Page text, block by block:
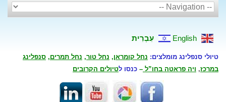
English עִבְרִית
טיולי סנפלינג מומלצים: נחל קומראן, נחל טור, נחל תמרים, סנפלינג
במרכז, ויה פראטה בחו”ל – כנסו לטיולים הקרובים